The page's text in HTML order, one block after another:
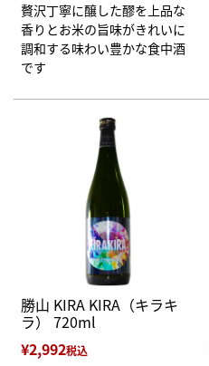
贅沢丁寧に醸した醪を上品な
香りとお米の旨味がきれいに
調和する味わい豊かな食中酒
です
勝山 KIRA KIRA（キラキ
ラ） 720ml
¥2,992税込